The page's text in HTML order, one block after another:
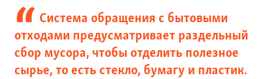
Система обращения с бытовыми
отходами предусматривает раздельный
сбор мусора, чтобы отделить полезное
сырье, то есть стекло, бумагу и пластик.